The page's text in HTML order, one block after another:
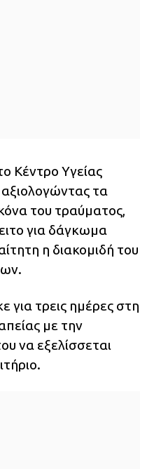
Κέντρο Υγείας
τα
του τραύματος,
για δάγκωμα
η διακομιδή του
για τρεις ημέρες στη
με την
να εξελίσσεται